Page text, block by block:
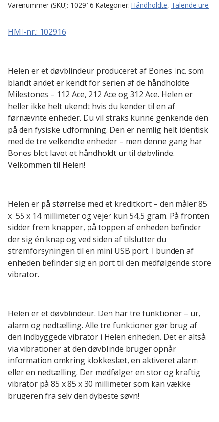
Varenummer (SKU): 102916 Kategorier: Håndholdte, Talende ure
HMI-nr.: 102916
Helen er et døvblindeur produceret af Bones Inc. som
blandt andet er kendt for serien af de håndholdte
Milestones – 112 Ace, 212 Ace og 312 Ace. Helen er
heller ikke helt ukendt hvis du kender til en af
førnævnte enheder. Du vil straks kunne genkende den
på den fysiske udformning. Den er nemlig helt identisk
med de tre velkendte enheder – men denne gang har
Bones blot lavet et håndholdt ur til døbvlinde.
Velkommen til Helen!
Helen er på størrelse med et kreditkort – den måler 85
x 55 x 14 millimeter og vejer kun 54,5 gram. På fronten
sidder frem knapper, på toppen af enheden befinder
der sig én knap og ved siden af tilslutter du
strømforsyningen til en mini USB port. I bunden af
enheden befinder sig en port til den medfølgende store
vibrator.
Helen er et døvblindeur. Den har tre funktioner – ur,
alarm og nedtælling. Alle tre funktioner gør brug af
den indbyggede vibrator i Helen enheden. Det er altså
via vibrationer at den døvblinde bruger opnår
information omkring klokkeslæt, en aktiveret alarm
eller en nedtælling. Der medfølger en stor og kraftig
vibrator på 85 x 85 x 30 millimeter som kan vække
brugeren fra selv den dybeste søvn!